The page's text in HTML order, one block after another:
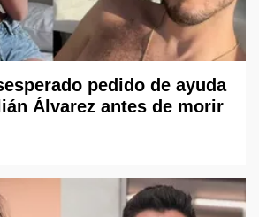
pedido de ayuda
Álvarez antes de morir